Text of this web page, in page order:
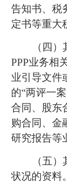
告知书、税
定书等重大
（四
PPP业务相
业引导文件
的“两评一
合同、股东
购合同、金
研究报告等
（五
状况的资料。